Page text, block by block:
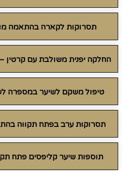
תסרוקות לקארה בהתאמה
החלקה יפנית משולבת עם קרטין
טיפול משקם לשיער במספרה
תסרוקות ערב בפתח תקווה
תוספות שיער קליפסים פתח